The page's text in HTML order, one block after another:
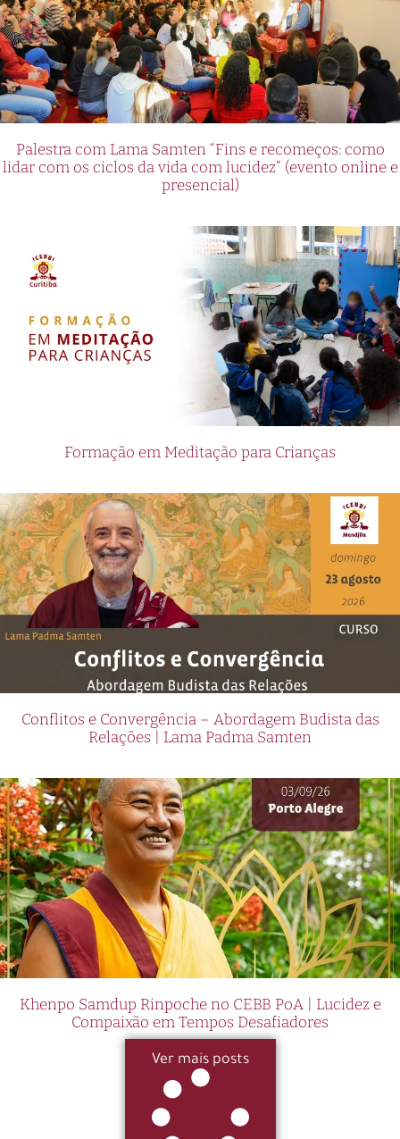
Palestra com Lama Samten “Fins e recomeços: como
lidar com os ciclos da vida com lucidez” (evento online e
presencial)
Formação em Meditação para Crianças
Conflitos e Convergência – Abordagem Budista das
Relações | Lama Padma Samten
Khenpo Samdup Rinpoche no CEBB PoA | Lucidez e
Compaixão em Tempos Desafiadores
Ver mais posts